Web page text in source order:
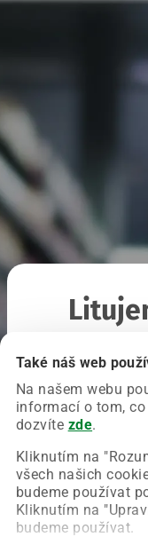
Také náš web
Na našem webu
informací o tom,
dozvíte zde.
Kliknutím na
všech našich
budeme používat
Kliknutím na
budeme používat.
Chyba nastala
Zkuste prosím
Obnovit